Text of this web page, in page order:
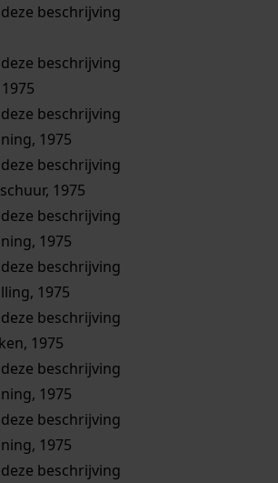
beschrijving
beschrijving
beschrijving
1975
beschrijving
1975
beschrijving
1975
beschrijving
1975
beschrijving
1975
beschrijving
1975
beschrijving
1975
beschrijving